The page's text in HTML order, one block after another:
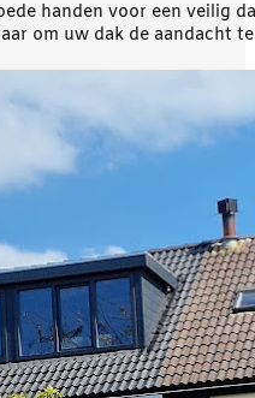
handen voor een veilig
om uw dak de aandacht